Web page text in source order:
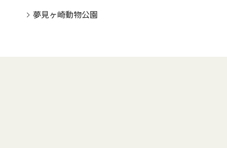
夢見ヶ崎動物公園